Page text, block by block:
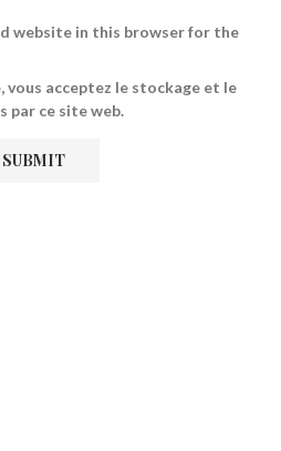
website in this browser for the
vous acceptez le stockage et le
par ce site web.